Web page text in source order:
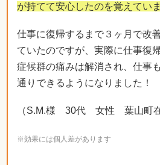
が持てて安心したのを覚えていま
仕事に復帰するまで３ヶ月で改
ていたのですが、実際に仕事復
症候群の痛みは解消され、仕事
通りできるようになりました！
（S.M.様 30代 女性 葉山町在
※効果には個人差があります